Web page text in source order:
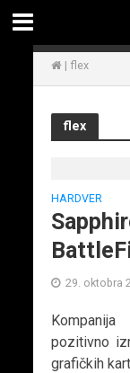
| flex
flex
HARDVER
29. oktobra
pozitivno
grafičkih